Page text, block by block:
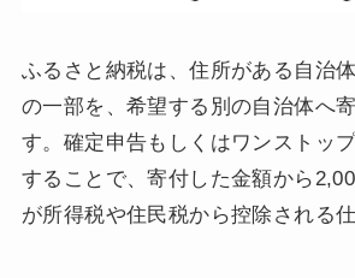
ふるさと納税は、住所がある自治
の一部を、希望する別の自治体へ
す。確定申告もしくはワンストッ
することで、寄付した金額から
が所得税や住民税から控除される仕